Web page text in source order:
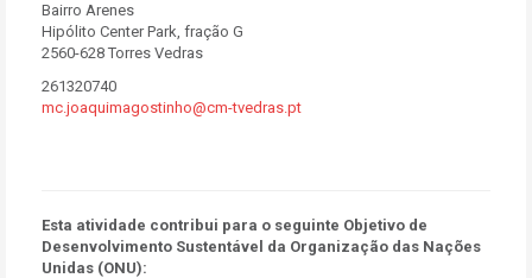
Bairro Arenes
Hipólito Center Park, fração G
2560-628 Torres Vedras
261320740
mc.joaquimagostinho@cm-tvedras.pt
Esta atividade contribui para o seguinte Objetivo de
Desenvolvimento Sustentável da Organização das Nações
Unidas (ONU):